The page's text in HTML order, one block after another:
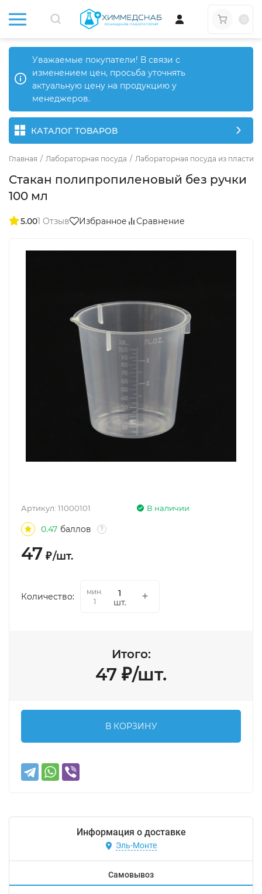
Уважаемые покупатели! В связи с
изменением цен, просьба уточнять
актуальную цену на продукцию у
менеджеров.
КАТАЛОГ ТОВАРОВ
Главная / Лабораторная посуда / Лабораторная посуда из пластика
Стакан полипропиленовый без ручки
100 мл
5.001 Отзыв Избранное Сравнение
В наличии
Артикул: 11000101
0.47 баллов ?
47 ₽/шт.
Количество:
мин.
1
шт.
Итого:
47 ₽/шт.
В КОРЗИНУ
Информация о доставке
Эль-Монте
Самовывоз